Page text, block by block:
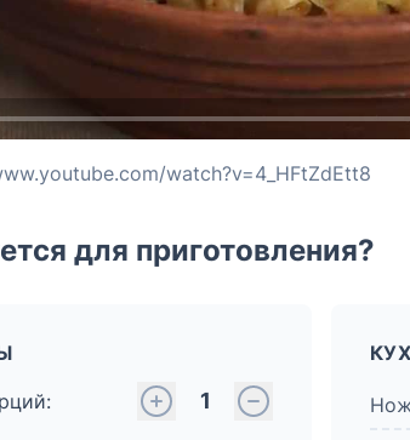
watch?v=4_HFtZdEtt8
для приготовления?
1